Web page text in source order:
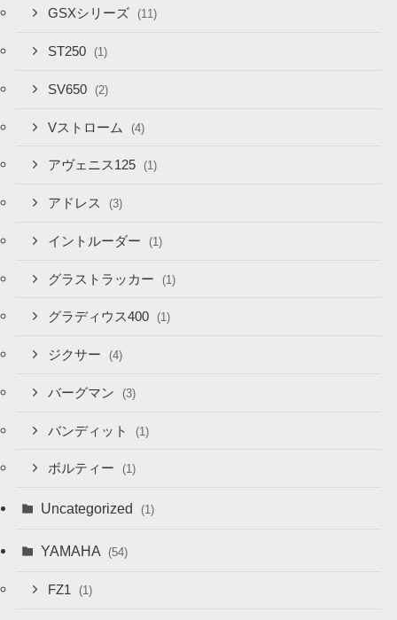
GSXシリーズ (11)
ST250 (1)
SV650 (2)
Vストローム (4)
アヴェニス125 (1)
アドレス (3)
イントルーダー (1)
グラストラッカー (1)
グラディウス400 (1)
ジクサー (4)
バーグマン (3)
バンディット (1)
ボルティー (1)
Uncategorized (1)
YAMAHA (54)
FZ1 (1)